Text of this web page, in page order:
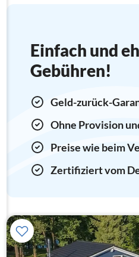
Einfach und
Gebühren!
Geld-zurück-
Ohne Provision
Preise wie beim
Zertifiziert vom